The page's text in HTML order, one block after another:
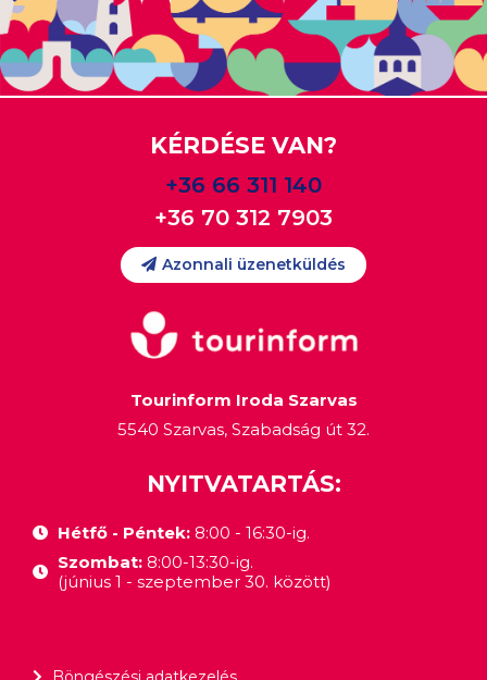
KÉRDÉSE VAN?
+36 66 311 140
+36 70 312 7903
Azonnali üzenetküldés
Tourinform Iroda Szarvas
5540 Szarvas, Szabadság út 32.
NYITVATARTÁS:
Hétfő - Péntek:8:00 - 16:30-ig.
Szombat: 8:00-13:30-ig.
(június 1 - szeptember 30. között)